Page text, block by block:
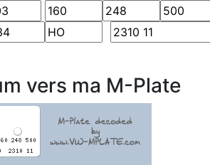
vers ma M-Plate